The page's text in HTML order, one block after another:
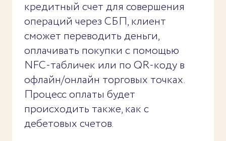
кредитный счет для совершения
операций через СБП, клиент
сможет переводить деньги,
оплачивать покупки с помощью
NFC-табличек или по QR-коду в
офлайн/онлайн торговых точках.
Процесс оплаты будет
происходить также, как с
дебетовых счетов.